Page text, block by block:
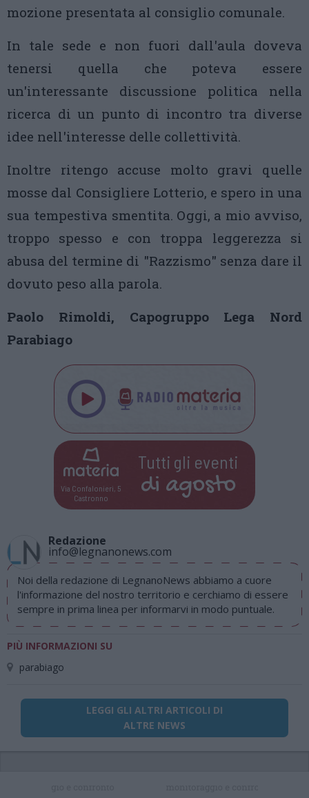
mozione presentata al consiglio comunale.
In tale sede e non fuori dall'aula doveva
tenersi quella che poteva essere
un'interessante discussione politica nella
ricerca di un punto di incontro tra diverse
idee nell'interesse delle collettività.
Inoltre ritengo accuse molto gravi quelle
mosse dal Consigliere Lotterio, e spero in una
sua tempestiva smentita. Oggi, a mio avviso,
troppo spesso e con troppa leggerezza si
abusa del termine di "Razzismo" senza dare il
dovuto peso alla parola.
Paolo Rimoldi, Capogruppo Lega Nord
Parabiago
Via Confalonieri, 5
Castronno
Tutti gli eventi
di agosto
Redazione
info@legnanonews.com
Noi della redazione di LegnanoNews abbiamo a cuore
l'informazione del nostro territorio e cerchiamo di essere
sempre in prima linea per informarvi in modo puntuale.
PIÙ INFORMAZIONI SU
parabiago
LEGGI GLI ALTRI ARTICOLI DI
ALTRE NEWS